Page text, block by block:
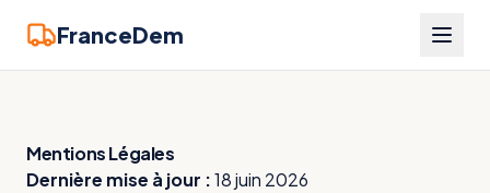
FranceDem
Mentions Légales
Dernière mise à jour :18 juin 2026